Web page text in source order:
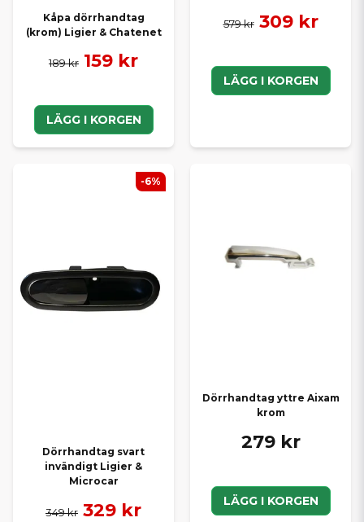
Kåpa dörrhandtag
(krom) Ligier & Chatenet
189 kr 159 kr
LÄGG I KORGEN
579 kr 309 kr
LÄGG I KORGEN
Dörrhandtag svart
invändigt Ligier &
Microcar
349 kr 329 kr
-6%
Dörrhandtag yttre Aixam
krom
279 kr
LÄGG I KORGEN